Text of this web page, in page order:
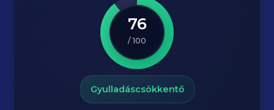
76
/ 100
Gyulladáscsökkentő